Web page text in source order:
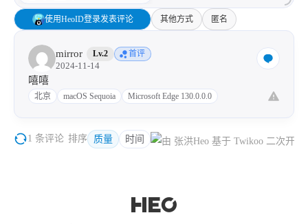
使用HeoID登录发表评论 其他方式 匿名
mirror Lv.2 首评
2024-11-14
嘻嘻
北京 macOS Sequoia Microsoft Edge 130.0.0.0
1 条评论 排序 质量 时间